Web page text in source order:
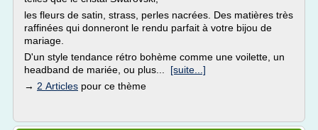
les fleurs de satin, strass, perles nacrées. Des matières très
raffinées qui donneront le rendu parfait à votre bijou de
mariage.
D'un style tendance rétro bohème comme une voilette, un
headband de mariée, ou plus... [suite...]
→ 2 Articles pour ce thème